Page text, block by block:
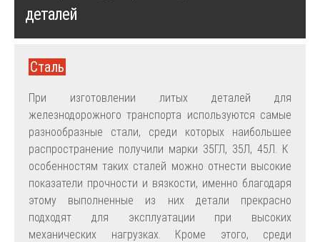
деталей
Сталь
При изготовлении литых деталей для
железнодорожного транспорта используются самые
разнообразные стали, среди которых наибольшее
распространение получили марки 35ГЛ, 35Л, 45Л. К
особенностям таких сталей можно отнести высокие
показатели прочности и вязкости, именно благодаря
этому выполненные из них детали прекрасно
подходят для эксплуатации при высоких
механических нагрузках. Кроме этого, среди